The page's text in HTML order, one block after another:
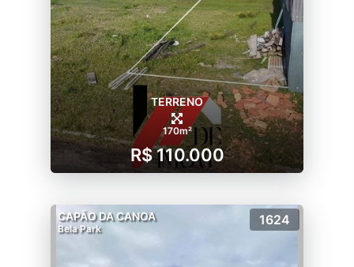
TERRENO
170m²
R$ 110.000
CAPÃO DA CANOA
Bela Park
1624